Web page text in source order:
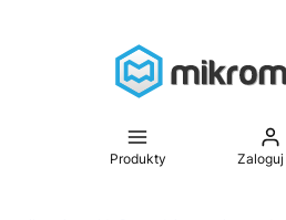
Produkty Zaloguj